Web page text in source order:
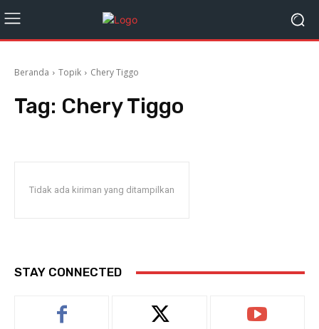
Beranda Topik Chery Tiggo
Tag: Chery Tiggo
Tidak ada kiriman yang ditampilkan
STAY CONNECTED